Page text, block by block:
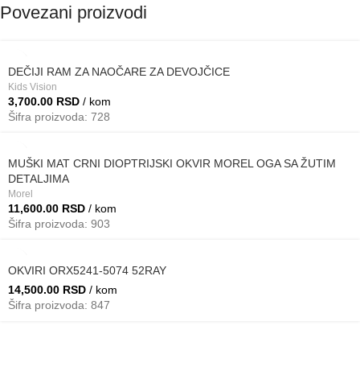
Povezani proizvodi
DEČIJI RAM ZA NAOČARE ZA DEVOJČICE
Kids Vision
3,700.00 RSD / kom
Šifra proizvoda: 728
MUŠKI MAT CRNI DIOPTRIJSKI OKVIR MOREL OGA SA ŽUTIM
DETALJIMA
Morel
11,600.00 RSD / kom
Šifra proizvoda: 903
OKVIRI ORX5241-5074 52RAY
14,500.00 RSD / kom
Šifra proizvoda: 847